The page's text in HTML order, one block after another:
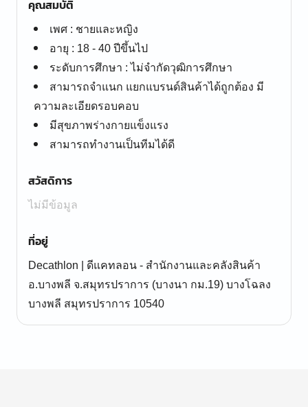
คุณสมบัติ
เพศ : ชายและหญิง
อายุ : 18 - 40 ปีขึ้นไป
ระดับการศึกษา : ไม่จำกัดวุฒิการศึกษา
สามารถจำแนก แยกแบรนด์สินค้าได้ถูกต้อง มี
ความละเอียดรอบคอบ
มีสุขภาพร่างกายแข็งแรง
สามารถทำงานเป็นทีมได้ดี
สวัสดิการ
ไม่มีข้อมูล
ที่อยู่
Decathlon | ดีแคทลอน - สำนักงานและคลังสินค้า
อ.บางพลี จ.สมุทรปราการ (บางนา กม.19) บางโฉลง
บางพลี สมุทรปราการ 10540